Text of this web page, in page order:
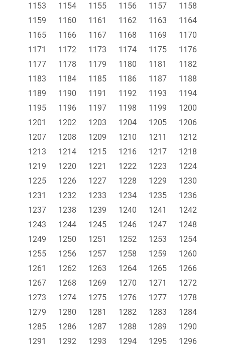
1153 1154 1155 1156 1157
1158
1159
1160 1161 1162 1163
1164
1165
1166 1167 1168 1169
1170
1171
1172 1173 1174 1175
1176
1177
1178 1179 1180 1181
1182
1183
1184 1185 1186 1187
1188
1189
1190 1191 1192 1193
1194
1195
1196 1197 1198 1199
1200
1201
1202 1203 1204 1205
1206
1207
1208 1209 1210 1211
1212
1213
1214 1215 1216 1217
1218
1219
1220 1221 1222 1223
1224
1225
1226 1227 1228 1229
1230
1231
1232 1233 1234 1235
1236
1237
1238 1239 1240 1241
1242
1243
1244 1245 1246 1247
1248
1249
1250 1251 1252 1253
1254
1255
1256 1257 1258 1259
1260
1261
1262 1263 1264 1265
1266
1267
1268 1269 1270 1271
1272
1273
1274 1275 1276 1277
1278
1279
1280 1281 1282 1283
1284
1285
1286 1287 1288 1289
1290
1291
1292 1293 1294 1295
1296